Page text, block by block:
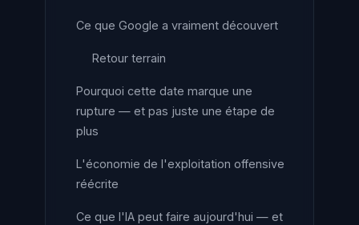
Ce que Google a vraiment découvert
Retour terrain
Pourquoi cette date marque une
rupture — et pas juste une étape de
plus
L'économie de l'exploitation offensive
réécrite
Ce que l'IA peut faire aujourd'hui — et